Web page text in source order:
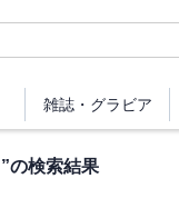
雑誌・ グラビア
”の検索結果